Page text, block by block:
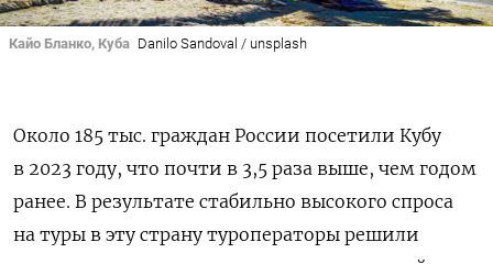
Кайо Бланко, Куба Danilo Sandoval / unsplash
Около 185 тыс. граждан России посетили Кубу
в 2023 году, что почти в 3,5 раза выше, чем годом
ранее. В результате стабильно высокого спроса
на туры в эту страну туроператоры решили